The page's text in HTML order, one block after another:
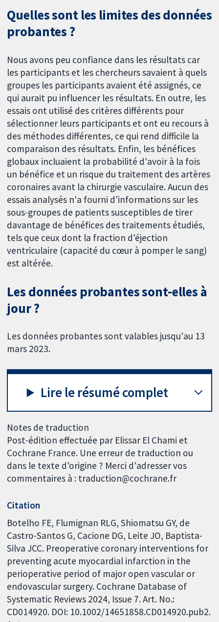
Quelles sont les limites des données
probantes ?
Nous avons peu confiance dans les résultats car
les participants et les chercheurs savaient à quels
groupes les participants avaient été assignés, ce
qui aurait pu influencer les résultats. En outre, les
essais ont utilisé des critères différents pour
sélectionner leurs participants et ont eu recours à
des méthodes différentes, ce qui rend difficile la
comparaison des résultats. Enfin, les bénéfices
globaux incluaient la probabilité d'avoir à la fois
un bénéfice et un risque du traitement des artères
coronaires avant la chirurgie vasculaire. Aucun des
essais analysés n'a fourni d'informations sur les
sous-groupes de patients susceptibles de tirer
davantage de bénéfices des traitements étudiés,
tels que ceux dont la fraction d'éjection
ventriculaire (capacité du cœur à pomper le sang)
est altérée.
Les données probantes sont-elles à
jour ?
Les données probantes sont valables jusqu'au 13
mars 2023.
Lire le résumé complet
Notes de traduction
Post-édition effectuée par Elissar El Chami et
Cochrane France. Une erreur de traduction ou
dans le texte d'origine ? Merci d'adresser vos
commentaires à : traduction@cochrane.fr
Citation
Botelho FE, Flumignan RLG, Shiomatsu GY, de
Castro-Santos G, Cacione DG, Leite JO, Baptista-
Silva JCC. Preoperative coronary interventions for
preventing acute myocardial infarction in the
perioperative period of major open vascular or
endovascular surgery. Cochrane Database of
Systematic Reviews 2024, Issue 7. Art. No.:
CD014920. DOI: 10.1002/14651858.CD014920.pub2.